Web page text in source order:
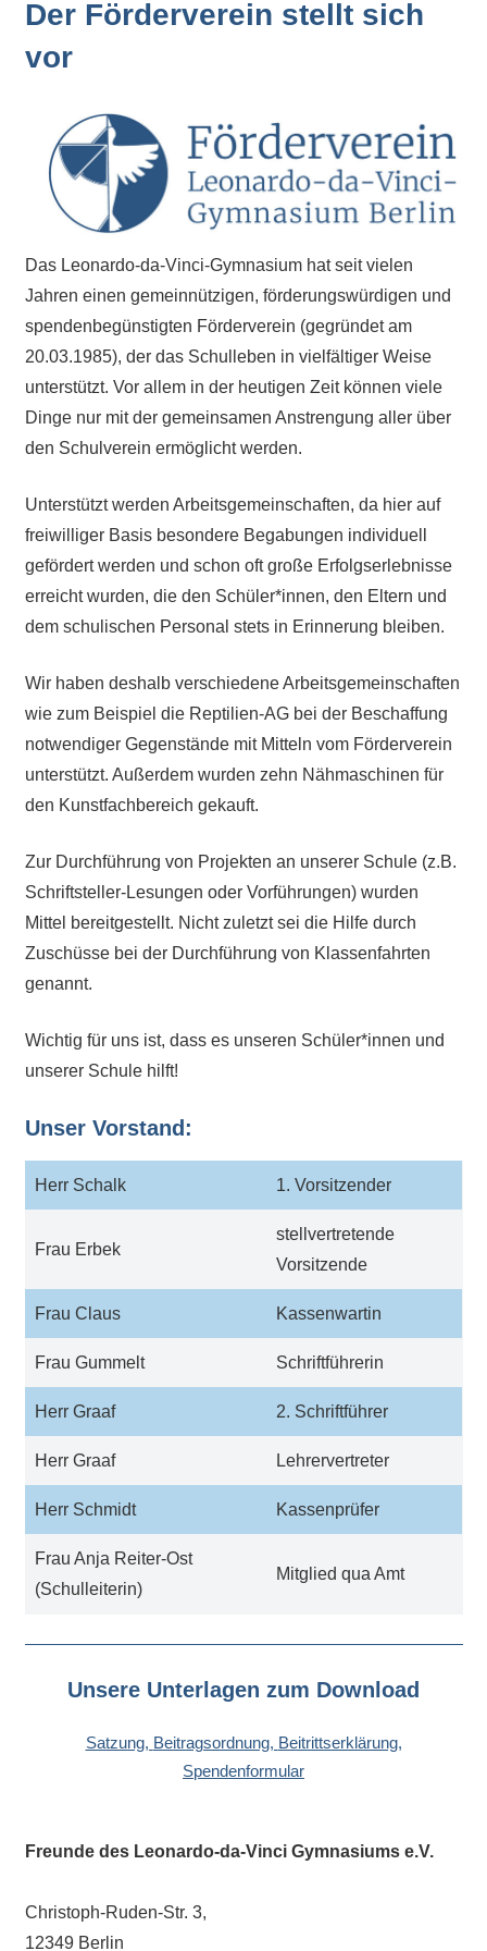
Kontaktdaten,
zur
Schülerschaft
oder
Ausstattung
der
Räume
–
wir
Fragen
zu
bieten.
Daneben
gibt
es
Beiträge
zu
den
Aktivitäten
an
Schule.
Ob
Sprach-,
Sportwettkampf,
Theaterveranstaltung,
oder
Schülerinnen
Schüler
sind
dabei!
Sie
einmal
Information
nicht
finden,
stehen
Ende
verschiedene
zur
Der Förderverein stellt sich
vor
Das Leonardo-da-Vinci-Gymnasium hat seit vielen
Jahren einen gemeinnützigen, förderungswürdigen und
spendenbegünstigten Förderverein (gegründet am
20.03.1985), der das Schulleben in vielfältiger Weise
unterstützt. Vor allem in der heutigen Zeit können viele
Dinge nur mit der gemeinsamen Anstrengung aller über
den Schulverein ermöglicht werden.
Unterstützt werden Arbeitsgemeinschaften, da hier auf
freiwilliger Basis besondere Begabungen individuell
gefördert werden und schon oft große Erfolgserlebnisse
erreicht wurden, die den Schüler*innen, den Eltern und
dem schulischen Personal stets in Erinnerung bleiben.
Wir haben deshalb verschiedene Arbeitsgemeinschaften
wie zum Beispiel die Reptilien-AG bei der Beschaffung
notwendiger Gegenstände mit Mitteln vom Förderverein
unterstützt. Außerdem wurden zehn Nähmaschinen für
den Kunstfachbereich gekauft.
Zur Durchführung von Projekten an unserer Schule (z.B.
Schriftsteller-Lesungen oder Vorführungen) wurden
Mittel bereitgestellt. Nicht zuletzt sei die Hilfe durch
Zuschüsse bei der Durchführung von Klassenfahrten
genannt.
Wichtig für uns ist, dass es unseren Schüler*innen und
unserer Schule hilft!
Unser Vorstand:
Herr Schalk 1. Vorsitzender
Frau Erbek
stellvertretende
Vorsitzende
Frau Claus Kassenwartin
Frau Gummelt Schriftführerin
Herr Graaf 2. Schriftführer
Herr Graaf Lehrervertreter
Herr Schmidt Kassenprüfer
Frau Anja Reiter-Ost
(Schulleiterin)
Mitglied qua Amt
Unsere Unterlagen zum Download
Satzung, Beitragsordnung, Beitrittserklärung,
Spendenformular
Freunde des Leonardo-da-Vinci Gymnasiums e.V.
Christoph-Ruden-Str. 3,
12349 Berlin